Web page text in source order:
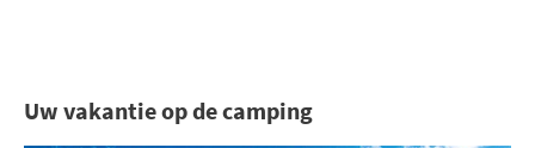
Uw vakantie op de camping